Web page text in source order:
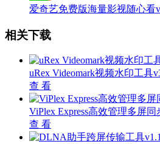
爱奇艺免费版海量影视随心看
相关下载
uRex Videomark视频水印工具
查 看
ViPlex Express高效管理多屏同
查 看